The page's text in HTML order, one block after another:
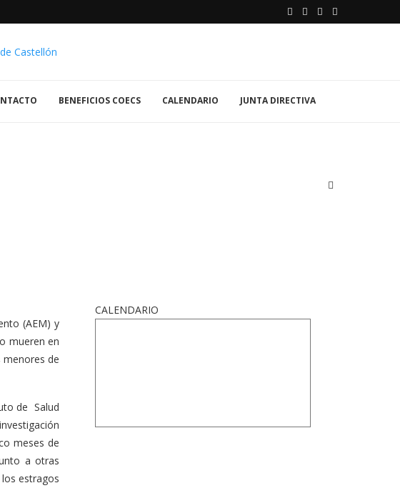
BENEFICIOS COECS CALENDARIO JUNTA DIRECTIVA
(AEM) y
mueren en
menores de
de Salud
meses de
a otras
estragos
CALENDARIO